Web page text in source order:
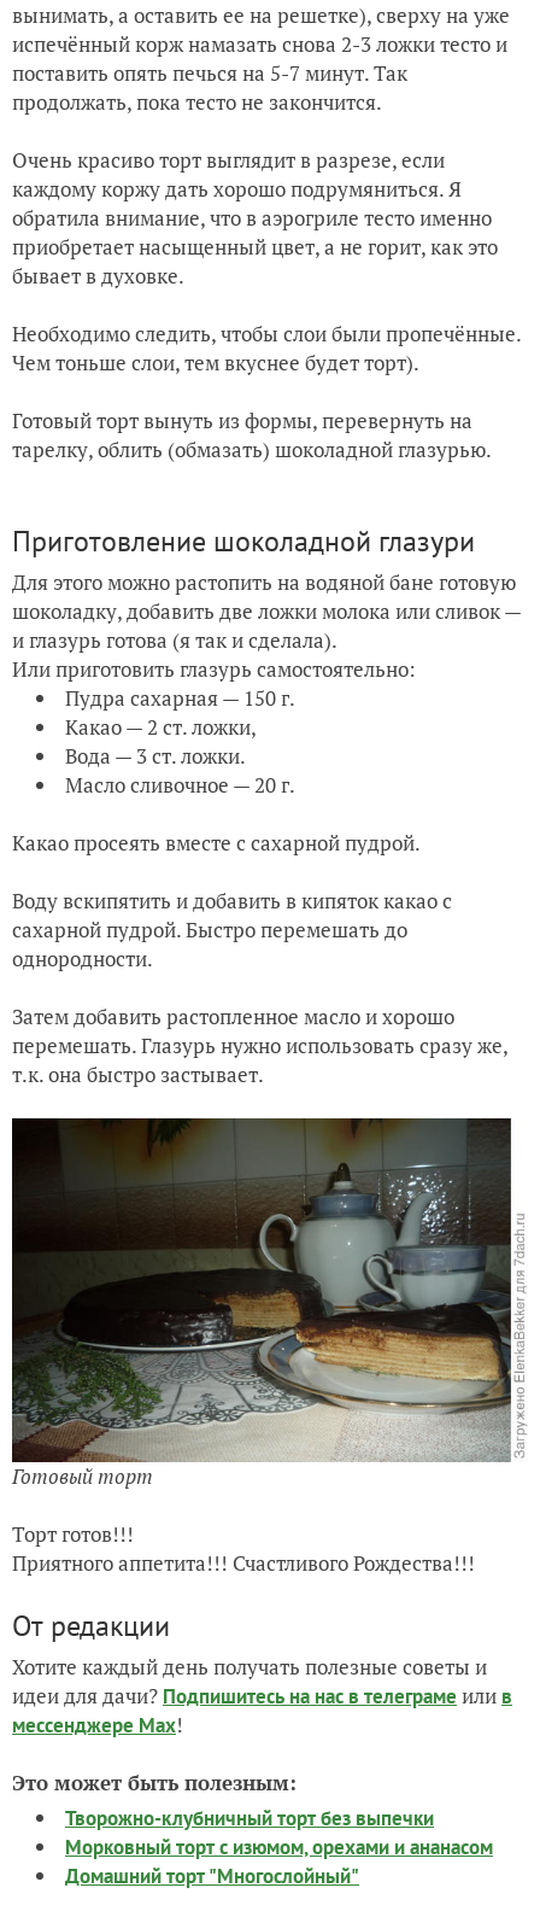
вынимать, а оставить ее на решетке), сверху на уже
испечённый корж намазать снова 2-3 ложки тесто и
поставить опять печься на 5-7 минут. Так
продолжать, пока тесто не закончится.
Очень красиво торт выглядит в разрезе, если
каждому коржу дать хорошо подрумяниться. Я
обратила внимание, что в аэрогриле тесто именно
приобретает насыщенный цвет, а не горит, как это
бывает в духовке.
Необходимо cледить, чтобы слои были пропечённые.
Чем тоньше слои, тем вкуснее будет торт).
Готовый торт вынуть из формы, перевернуть на
тарелку, облить (обмазать) шоколадной глазурью.
Приготовление шоколадной глазури
Для этого можно растопить на водяной бане готовую
шоколадку, добавить две ложки молока или сливок —
и глазурь готова (я так и сделала).
Или приготовить глазурь самостоятельно:
Пудра сахарная — 150 г.
Какао — 2 ст. ложки,
Вода — 3 ст. ложки.
Масло сливочное — 20 г.
Какао просеять вместе с сахарной пудрой.
Воду вскипятить и добавить в кипяток какао с
сахарной пудрой. Быстро перемешать до
однородности.
Затем добавить растопленное масло и хорошо
перемешать. Глазурь нужно использовать сразу же,
т.к. она быстро застывает.
Готовый торт
Торт готов!!!
Приятного аппетита!!! Счастливого Рождества!!!
От редакции
Хотите каждый день получать полезные советы и
идеи для дачи? Подпишитесь на нас в телеграме или в
мессенджере Max!
Это может быть полезным:
Творожно-клубничный торт без выпечки
Морковный торт с изюмом, орехами и ананасом
Домашний торт "Многослойный"